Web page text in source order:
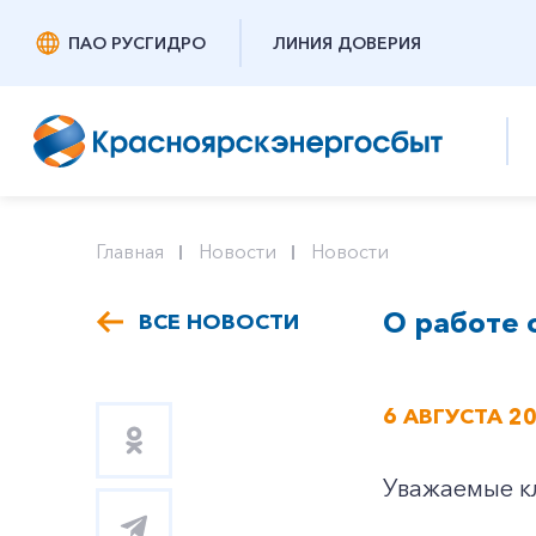
ПАО РУСГИДРО ЛИНИЯ ДОВЕРИЯ
Главная Новости Новости
ВСЕ НОВОСТИ О работе
6 АВГУСТА
Уважаемые